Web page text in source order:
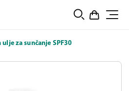
ulje za sunčanje SPF30